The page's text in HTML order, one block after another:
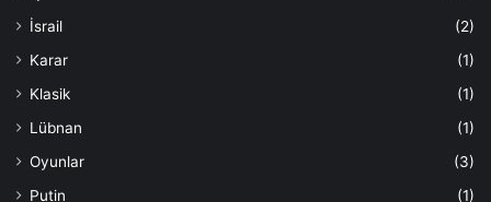
İsrail
(2)
Karar
(1)
Klasik
(1)
Lübnan
(1)
Oyunlar
(3)
Putin
(1)